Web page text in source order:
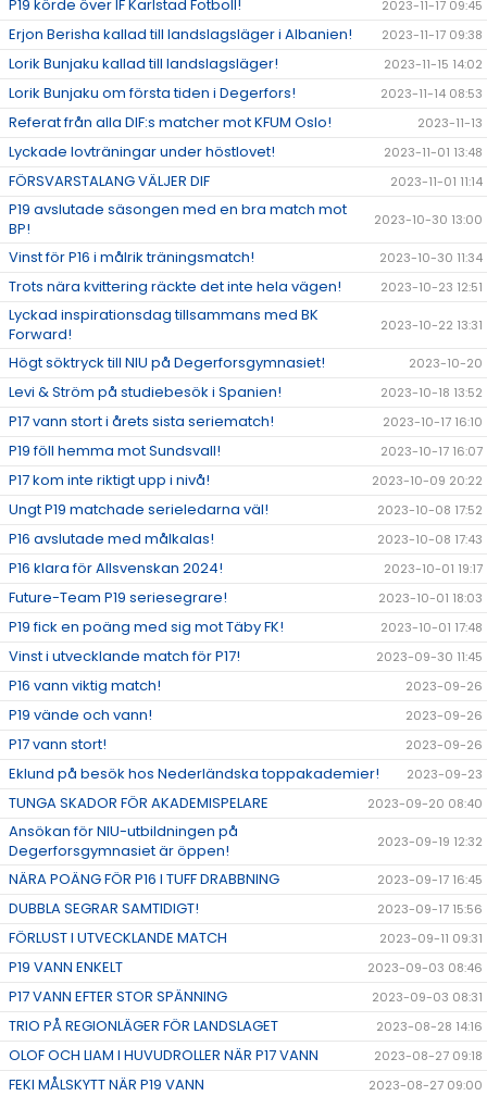
P19 körde över IF Karlstad Fotboll! 2023-11-17 09:45
Erjon Berisha kallad till landslagsläger i Albanien! 2023-11-17 09:38
Lorik Bunjaku kallad till landslagsläger! 2023-11-15 14:02
Lorik Bunjaku om första tiden i Degerfors! 2023-11-14 08:53
Referat från alla DIF:s matcher mot KFUM Oslo! 2023-11-13
Lyckade lovträningar under höstlovet! 2023-11-01 13:48
FÖRSVARSTALANG VÄLJER DIF 2023-11-01 11:14
P19 avslutade säsongen med en bra match mot
BP!
2023-10-30 13:00
Vinst för P16 i målrik träningsmatch! 2023-10-30 11:34
Trots nära kvittering räckte det inte hela vägen! 2023-10-23 12:51
Lyckad inspirationsdag tillsammans med BK
Forward!
2023-10-22 13:31
Högt söktryck till NIU på Degerforsgymnasiet! 2023-10-20
Levi & Ström på studiebesök i Spanien! 2023-10-18 13:52
P17 vann stort i årets sista seriematch! 2023-10-17 16:10
P19 föll hemma mot Sundsvall! 2023-10-17 16:07
P17 kom inte riktigt upp i nivå! 2023-10-09 20:22
Ungt P19 matchade serieledarna väl! 2023-10-08 17:52
P16 avslutade med målkalas! 2023-10-08 17:43
P16 klara för Allsvenskan 2024! 2023-10-01 19:17
Future-Team P19 seriesegrare! 2023-10-01 18:03
P19 fick en poäng med sig mot Täby FK! 2023-10-01 17:48
Vinst i utvecklande match för P17! 2023-09-30 11:45
P16 vann viktig match! 2023-09-26
P19 vände och vann! 2023-09-26
P17 vann stort! 2023-09-26
Eklund på besök hos Nederländska toppakademier! 2023-09-23
TUNGA SKADOR FÖR AKADEMISPELARE 2023-09-20 08:40
Ansökan för NIU-utbildningen på
Degerforsgymnasiet är öppen!
2023-09-19 12:32
NÄRA POÄNG FÖR P16 I TUFF DRABBNING 2023-09-17 16:45
DUBBLA SEGRAR SAMTIDIGT! 2023-09-17 15:56
FÖRLUST I UTVECKLANDE MATCH 2023-09-11 09:31
P19 VANN ENKELT 2023-09-03 08:46
P17 VANN EFTER STOR SPÄNNING 2023-09-03 08:31
TRIO PÅ REGIONLÄGER FÖR LANDSLAGET 2023-08-28 14:16
OLOF OCH LIAM I HUVUDROLLER NÄR P17 VANN 2023-08-27 09:18
FEKI MÅLSKYTT NÄR P19 VANN 2023-08-27 09:00